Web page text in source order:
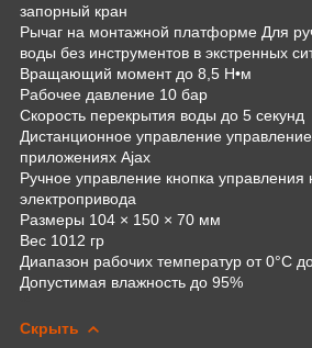
запорный кран
Рычаг на монтажной платформе Для
воды без инструментов в экстренных
Вращающий момент до 8,5 Н•м
Рабочее давление 10 бар
Скорость перекрытия воды до 5 секунд
Дистанционное управление
приложениях Ajax
Ручное управление кнопка управления
электропривода
Размеры 104 × 150 × 70 мм
Вес 1012 гр
Диапазон рабочих температур от 0°C
Допустимая влажность до 95%
Скрыть